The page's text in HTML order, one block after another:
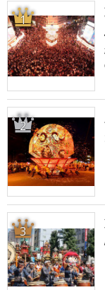
1
2
3